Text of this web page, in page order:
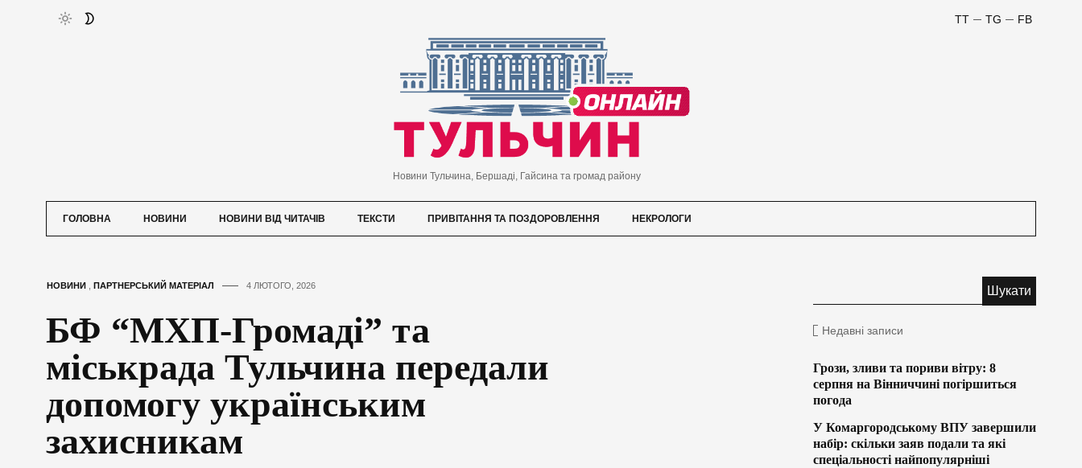
FB
TG
TT
Новини Тульчина, Бершаді, Гайсина та громад району
ГОЛОВНА НОВИНИ НОВИНИ ВІД ЧИТАЧІВ ТЕКСТИ ПРИВІТАННЯ ТА ПОЗДОРОВЛЕННЯ НЕКРОЛОГИ
НОВИНИ ПАРТНЕРСЬКИЙ МАТЕРІАЛ 4 ЛЮТОГО, 2026
БФ “МХП-Громаді” та
міськрада Тульчина передали
допомогу українським
захисникам
Недавні записи
Грози, зливи та пориви вітру: 8
серпня на Вінниччині погіршиться
погода
У Комаргородському ВПУ завершили
набір: скільки заяв подали та які
спеціальності найпопулярніші